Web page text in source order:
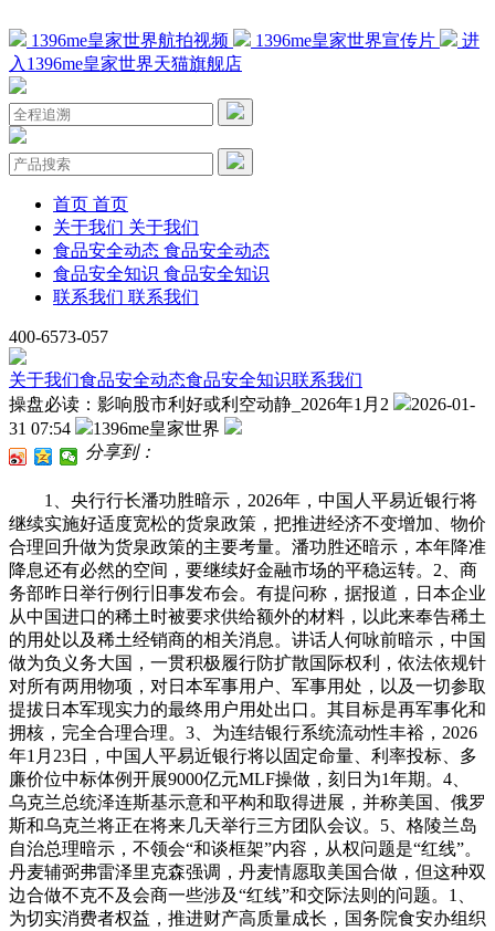
1396me皇家世界航拍视频 1396me皇家世界宣传片
进
入1396me皇家世界天猫旗舰店
首页 首页
关于我们 关于我们
食品安全动态 食品安全动态
食品安全知识 食品安全知识
联系我们 联系我们
400-6573-057
关于我们食品安全动态食品安全知识联系我们
操盘必读：影响股市利好或利空动静_2026年1月2
2026-01-
31 07:54
1396me皇家世界
分享到：
1、央行行长潘功胜暗示，2026年，中国人平易近银行将
继续实施好适度宽松的货泉政策，把推进经济不变增加、物价
合理回升做为货泉政策的主要考量。潘功胜还暗示，本年降准
降息还有必然的空间，要继续好金融市场的平稳运转。2、商
务部昨日举行例行旧事发布会。有提问称，据报道，日本企业
从中国进口的稀土时被要求供给额外的材料，以此来奉告稀土
的用处以及稀土经销商的相关消息。讲话人何咏前暗示，中国
做为负义务大国，一贯积极履行防扩散国际权利，依法依规针
对所有两用物项，对日本军事用户、军事用处，以及一切参取
提拔日本军现实力的最终用户用处出口。其目标是再军事化和
拥核，完全合理合理。3、为连结银行系统流动性丰裕，2026
年1月23日，中国人平易近银行将以固定命量、利率投标、多
廉价位中标体例开展9000亿元MLF操做，刻日为1年期。4、
乌克兰总统泽连斯基示意和平构和取得进展，并称美国、俄罗
斯和乌克兰将正在将来几天举行三方团队会议。5、格陵兰岛
自治总理暗示，不领会“和谈框架”内容，从权问题是“红线”。
丹麦辅弼弗雷泽里克森强调，丹麦情愿取美国合做，但这种双
边合做不克不及会商一些涉及“红线”和交际法则的问题。1、
为切实消费者权益，推进财产高质量成长，国务院食安办组织